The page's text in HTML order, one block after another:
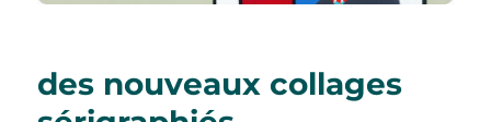
des nouveaux collages